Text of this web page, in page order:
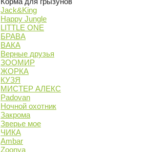
Jack&King
Happy Jungle
LITTLE ONE
БРАВА
ВАКА
Верные друзья
ЗООМИР
ЖОРКА
КУЗЯ
МИСТЕР АЛЕКС
Padovan
Ночной охотник
Закрома
Зверье мое
ЧИКА
Ambar
Zoonya